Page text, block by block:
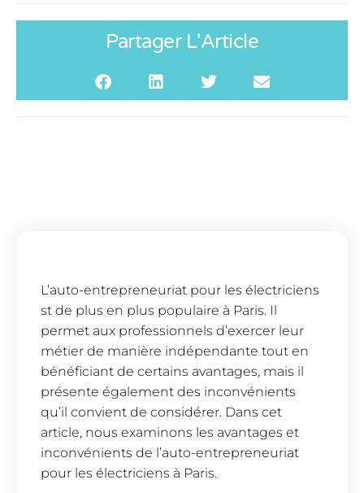
Partager L'Article
L’auto-entrepreneuriat pour les électriciens
st de plus en plus populaire à Paris. Il
permet aux professionnels d’exercer leur
métier de manière indépendante tout en
bénéficiant de certains avantages, mais il
présente également des inconvénients
qu’il convient de considérer. Dans cet
article, nous examinons les avantages et
inconvénients de l’auto-entrepreneuriat
pour les électriciens à Paris.